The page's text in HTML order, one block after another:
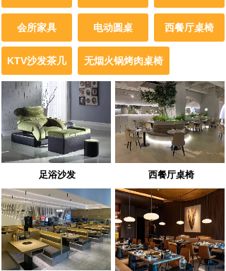
西餐厅桌椅
会所家具
KTV沙发茶几
电动圆桌
足浴沙发 西餐厅桌椅
无烟火锅烤肉桌椅